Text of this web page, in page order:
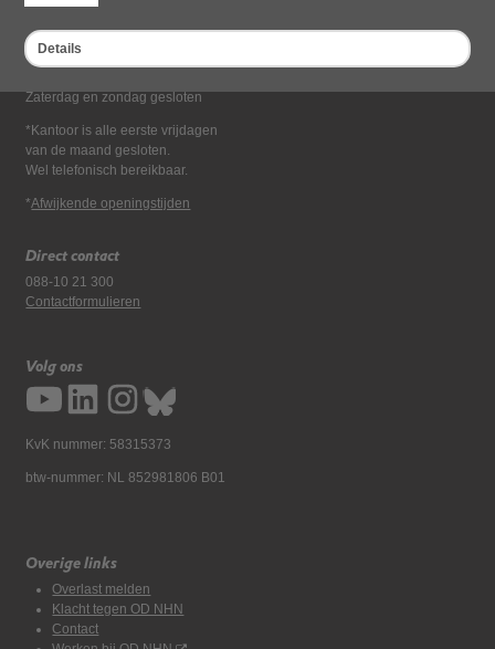
Details
Openingstijden kantoor
Maandag tot en met vrijdag*
van 08:00 tot 16:30
Zaterdag en zondag gesloten
*Kantoor is alle eerste vrijdagen
van de maand gesloten.
Wel telefonisch bereikbaar.
*Afwijkende openingstijden
Direct contact
088-10 21 300
Contactformulieren
Volg ons
KvK nummer: 58315373
btw-nummer: NL 852981806 B01
Overige links
Overlast melden
Klacht tegen OD NHN
Contact